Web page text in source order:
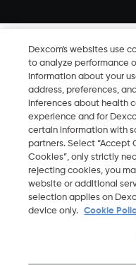
Dexcom's websites use
to analyze performance
information about your
address, preferences,
inferences about health
experience and for
certain information with
partners. Select “Accept
Cookies”, only strictly
rejecting cookies, you
website or additional
selection applies on
device only.
Cookie